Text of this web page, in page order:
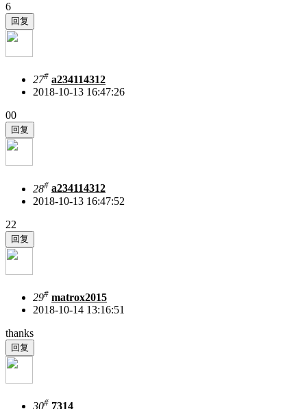
6
27# a234114312
2018-10-13 16:47:26
00
28# a234114312
2018-10-13 16:47:52
22
29# matrox2015
2018-10-14 13:16:51
thanks
30# 7314